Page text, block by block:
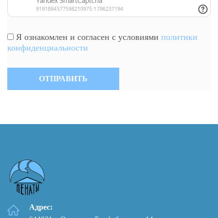
Я ознакомлен и согласен с условиями политики
конфиденциальности
Адрес: